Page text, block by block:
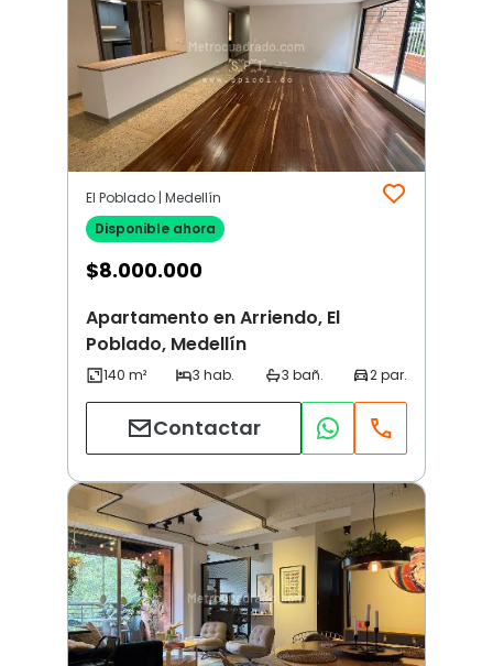
El Poblado | Medellín
Disponible ahora
$8.000.000
Apartamento en Arriendo, El
Poblado, Medellín
Contactar